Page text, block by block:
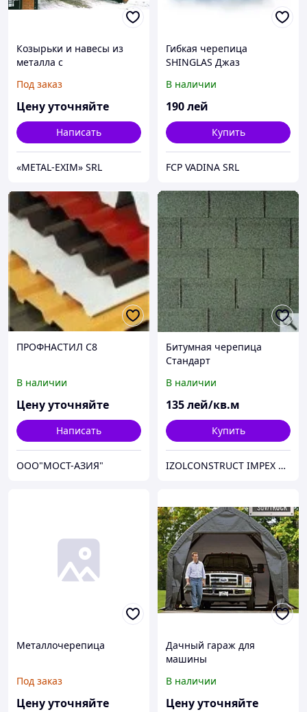
Козырьки и навесы из
металла с
Под заказ
Цену уточняйте
Написать
«METAL-EXIM» SRL
Гибкая черепица
SHINGLAS Джаз
В наличии
190лей
Купить
FCP VADINA SRL
ПРОФНАСТИЛ С8
В наличии
Цену уточняйте
Написать
ООО"МОСТ-АЗИЯ"
Битумная черепица
Стандарт
В наличии
135лей/кв.м
Купить
IZOLCONSTRUCT IMPEX SRL
Металлочерепица
Под заказ
Цену уточняйте
Дачный гараж для
машины
В наличии
Цену уточняйте